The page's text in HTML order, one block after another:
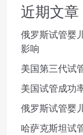
近期文章
俄罗斯试管婴
影响
美国第三代试
美国试管成功
俄罗斯试管婴
哈萨克斯坦试